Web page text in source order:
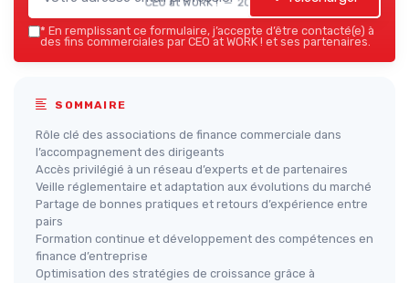
* En remplissant ce formulaire, j’accepte d’être contacté(e) à
des fins commerciales par CEO at WORK ! et ses partenaires.
SOMMAIRE
Rôle clé des associations de finance commerciale dans
l’accompagnement des dirigeants
Accès privilégié à un réseau d’experts et de partenaires
Veille réglementaire et adaptation aux évolutions du marché
Partage de bonnes pratiques et retours d’expérience entre
pairs
Formation continue et développement des compétences en
finance d’entreprise
Optimisation des stratégies de croissance grâce à